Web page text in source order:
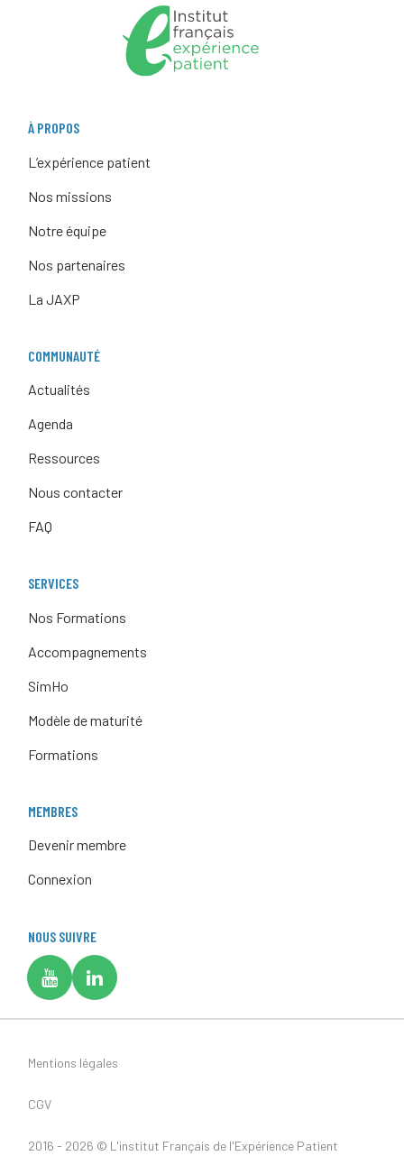
À PROPOS
L’expérience patient
Nos missions
Notre équipe
Nos partenaires
La JAXP
COMMUNAUTÉ
Actualités
Agenda
Ressources
Nous contacter
FAQ
SERVICES
Nos Formations
Accompagnements
SimHo
Modèle de maturité
Formations
MEMBRES
Devenir membre
Connexion
NOUS SUIVRE
Mentions légales
CGV
2016 - 2026 © L'institut Français de l'Expérience Patient